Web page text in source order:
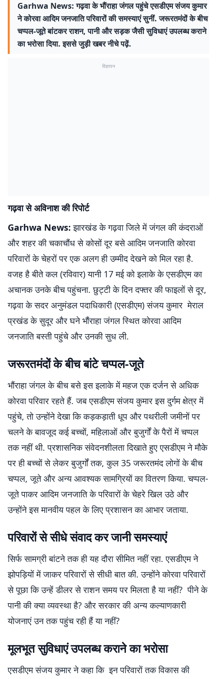
Garhwa News: गढ़वा के भौंराहा जंगल पहुंचे एसडीएम संजय कुमार
ने कोरवा आदिम जनजाति परिवारों की समस्याएं सुनीं. जरूरतमंदों के बीच
चप्पल-जूते बांटकर राशन, पानी और सड़क जैसी सुविधाएं उपलब्ध कराने
का भरोसा दिया. इससे जुड़ी खबर नीचे पढ़ें.
विज्ञापन
गढ़वा से अविनाश की रिपोर्ट
Garhwa News: झारखंड के गढ़वा जिले में जंगल की कंदराओं
और शहर की चकाचौंध से कोसों दूर बसे आदिम जनजाति कोरवा
परिवारों के चेहरों पर एक अलग ही उम्मीद देखने को मिल रहा है.
वजह है बीते कल (रविवार) यानी 17 मई को इलाके के एसडीएम का
अचानक उनके बीच पहुंचना. छुट्टी के दिन दफ्तर की फाइलों से दूर,
गढ़वा के सदर अनुमंडल पदाधिकारी (एसडीएम) संजय कुमार मेराल
प्रखंड के सुदूर और घने भौंराहा जंगल स्थित कोरवा आदिम
जनजाति बस्ती पहुंचे और उनकी सुध ली.
जरूरतमंदों के बीच बांटे चप्पल-जूते
भौंराहा जंगल के बीच बसे इस इलाके में महज एक दर्जन से अधिक
कोरवा परिवार रहते हैं. जब एसडीएम संजय कुमार इस दुर्गम क्षेत्र में
पहुंचे, तो उन्होंने देखा कि कड़कड़ाती धूप और पथरीली जमीनों पर
चलने के बावजूद कई बच्चों, महिलाओं और बुजुर्गों के पैरों में चप्पल
तक नहीं थी. प्रशासनिक संवेदनशीलता दिखाते हुए एसडीएम ने मौके
पर ही बच्चों से लेकर बुजुर्गों तक, कुल 35 जरूरतमंद लोगों के बीच
चप्पल, जूते और अन्य आवश्यक सामग्रियों का वितरण किया. चप्पल-
जूते पाकर आदिम जनजाति के परिवारों के चेहरे खिल उठे और
उन्होंने इस मानवीय पहल के लिए प्रशासन का आभार जताया.
परिवारों से सीधे संवाद कर जानी समस्याएं
सिर्फ सामग्री बांटने तक ही यह दौरा सीमित नहीं रहा. एसडीएम ने
झोपड़ियों में जाकर परिवारों से सीधी बात की. उन्होंने कोरवा परिवारों
से पूछा कि उन्हें डीलर से राशन समय पर मिलता है या नहीं? पीने के
पानी की क्या व्यवस्था है? और सरकार की अन्य कल्याणकारी
योजनाएं उन तक पहुंच रही हैं या नहीं?
मूलभूत सुविधाएं उपलब्ध कराने का भरोसा
एसडीएम संजय कुमार ने कहा कि इन परिवारों तक विकास की